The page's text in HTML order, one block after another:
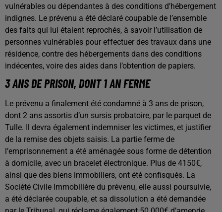
vulnérables ou dépendantes à des conditions d’hébergement
indignes. Le prévenu a été déclaré coupable de l’ensemble
des faits qui lui étaient reprochés, à savoir l’utilisation de
personnes vulnérables pour effectuer des travaux dans une
résidence, contre des hébergements dans des conditions
indécentes, voire des aides dans l’obtention de papiers.
3 ANS DE PRISON, DONT 1 AN FERME
Le prévenu a finalement été condamné à 3 ans de prison,
dont 2 ans assortis d’un sursis probatoire, par le parquet de
Tulle. Il devra également indemniser les victimes, et justifier
de la remise des objets saisis. La partie ferme de
l’emprisonnement a été aménagée sous forme de détention
à domicile, avec un bracelet électronique. Plus de 4150€,
ainsi que des biens immobiliers, ont été confisqués. La
Société Civile Immobilière du prévenu, elle aussi poursuivie,
a été déclarée coupable, et sa dissolution a été demandée